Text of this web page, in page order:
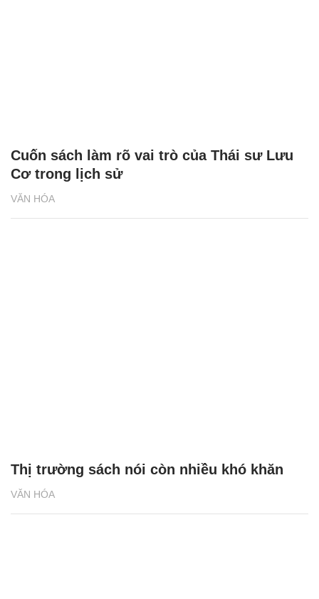
VĂN HÓA
Cuốn sách làm rõ vai trò của Thái sư Lưu
Cơ trong lịch sử
VĂN HÓA
Thị trường sách nói còn nhiều khó khăn